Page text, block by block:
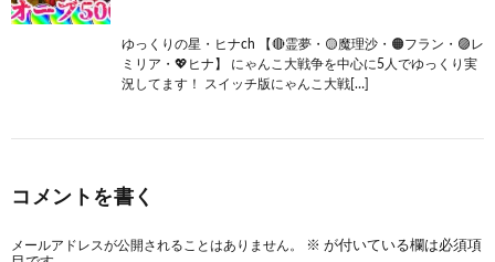
ゆっくりの星・ヒナch 【🔴霊夢・🟡魔理沙・🟠フラン・🟣レ
ミリア・💖ヒナ】 にゃんこ大戦争を中心に5人でゆっくり実
況してます！ スイッチ版にゃんこ大戦[…]
コメントを書く
メールアドレスが公開されることはありません。 ※ が付いている欄は必須項